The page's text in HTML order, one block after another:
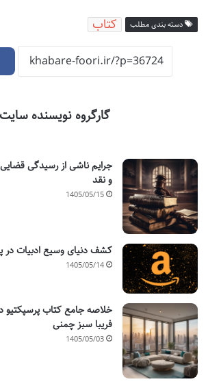
دسته بندی مطلب کتاب
گارگروه نویسنده سایت
جرایم ناشی از رسیدگی
و نقد
1405/05/15
کشف دنیای وسیع ادبیات در
1405/05/14
خلاصه جامع کتاب پرسپکتیو
فریبا سبز چمنی
1405/05/03